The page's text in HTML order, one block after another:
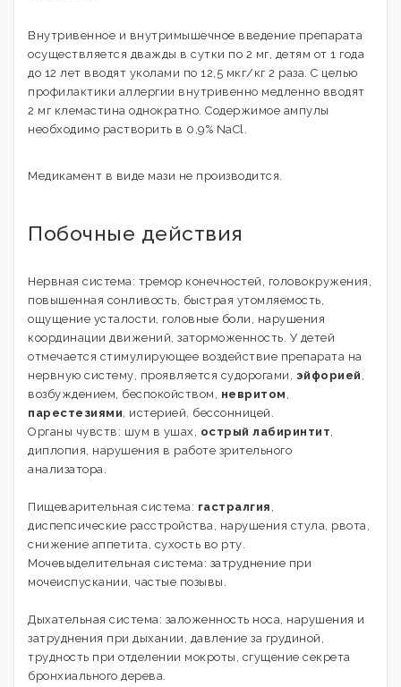
Внутривенное и внутримышечное введение препарата
осуществляется дважды в сутки по 2 мг, детям от 1 года
до 12 лет вводят уколами по 12,5 мкг/кг 2 раза. С целью
профилактики аллергии внутривенно медленно вводят
2 мг клемастина однократно. Содержимое ампулы
необходимо растворить в 0,9% NаСl.
Медикамент в виде мази не производится.
Побочные действия
Нервная система: тремор конечностей, головокружения,
повышенная сонливость, быстрая утомляемость,
ощущение усталости, головные боли, нарушения
координации движений, заторможенность. У детей
отмечается стимулирующее воздействие препарата на
нервную систему, проявляется судорогами, эйфорией
возбуждением, беспокойством, невритом
парестезиями , истерией, бессонницей.
Органы чувств: шум в ушах, острый лабиринтит
диплопия, нарушения в работе зрительного
анализатора.
Пищеварительная система: гастралгия
диспепсические расстройства, нарушения стула, рвота,
снижение аппетита, сухость во рту.
Мочевыделительная система: затруднение при
мочеиспускании, частые позывы.
Дыхательная система: заложенность носа, нарушения и
затруднения при дыхании, давление за грудиной,
трудность при отделении мокроты, сгущение секрета
бронхиального дерева.